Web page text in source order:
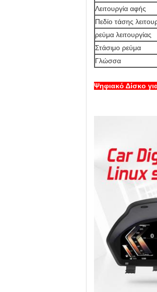
Λειτουργία αφής
Πεδίο τάσης
ρεύμα λειτουργίας
Στάσιμο ρεύμα
Γλώσσα
Ψηφιακό Δίσκο